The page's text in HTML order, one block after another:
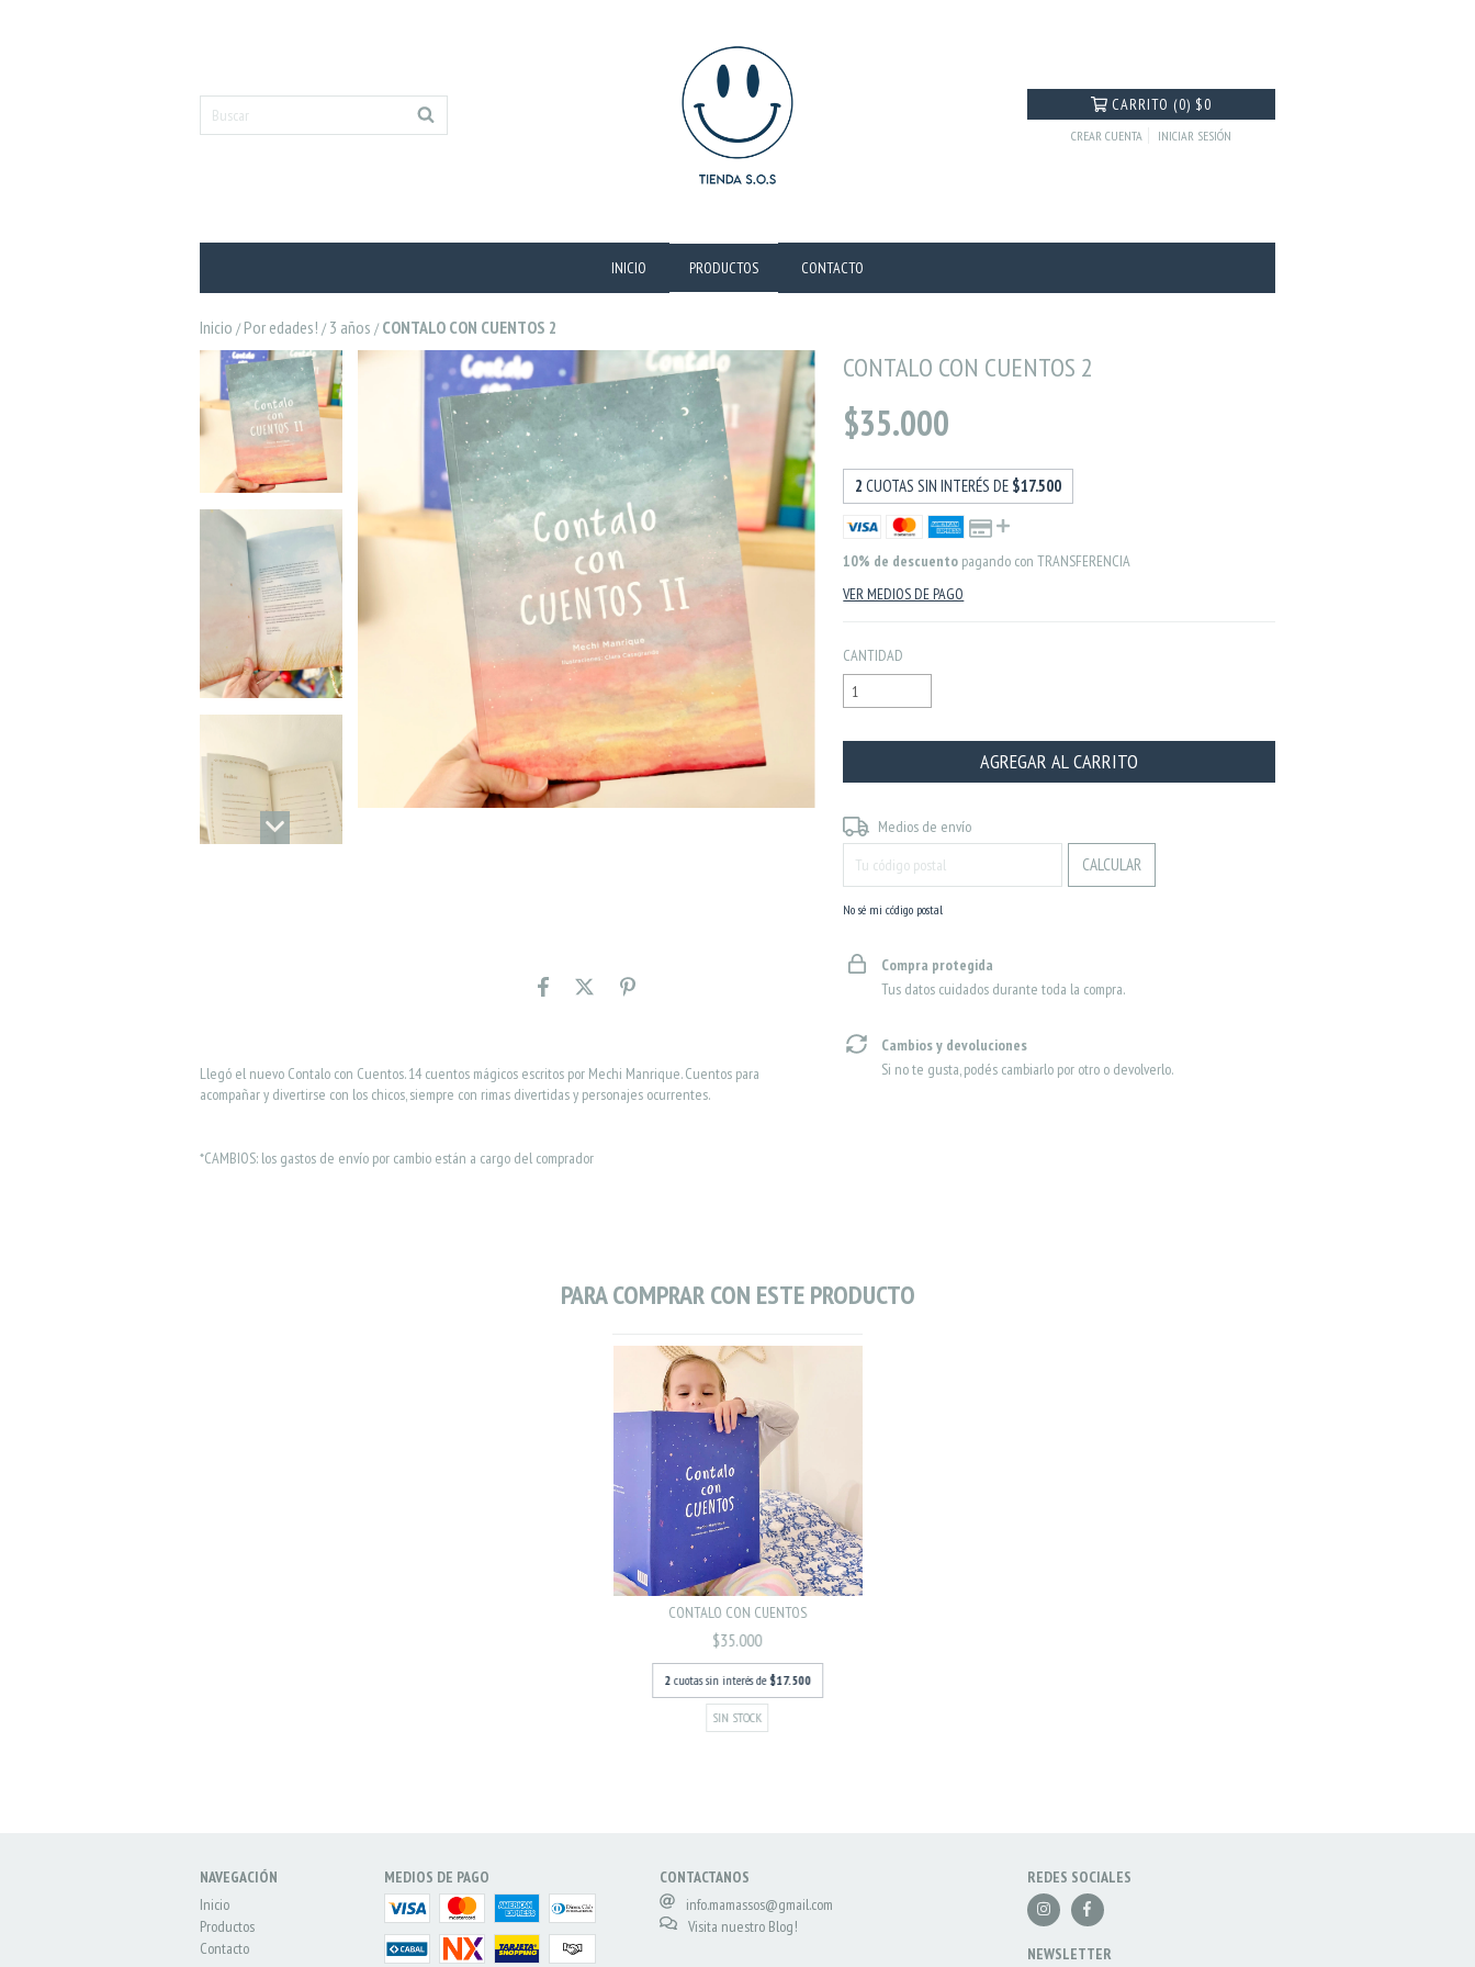
CARRITO (0) $0
CREAR CUENTA INICIAR SESIÓN
INICIO PRODUCTOS CONTACTO
Inicio / Por edades! / 3 años / CONTALO CON CUENTOS 2
Llegó el nuevo Contalo con Cuentos. 14 cuentos mágicos escritos por Mechi Manrique. Cuentos para
acompañar y divertirse con los chicos, siempre con rimas divertidas y personajes ocurrentes.
*CAMBIOS: los gastos de envío por cambio están a cargo del comprador
CONTALO CON CUENTOS 2
$35.000
2 CUOTAS SIN INTERÉS DE $17.500
10% de descuento pagando con TRANSFERENCIA
VER MEDIOS DE PAGO
CANTIDAD
Entregas para el CP:
Medios de envío
CALCULAR
No sé mi código postal
Compra protegida
Tus datos cuidados durante toda la compra.
Cambios y devoluciones
Si no te gusta, podés cambiarlo por otro o devolverlo.
PARA COMPRAR CON ESTE PRODUCTO
CONTALO CON CUENTOS
$35.000
2 cuotas sin interés de$17.500
SIN STOCK
NAVEGACIÓN
Inicio
Productos
Contacto
MEDIOS DE PAGO
CONTACTANOS
info.mamassos@gmail.com
Visita nuestro Blog!
REDES SOCIALES
NEWSLETTER